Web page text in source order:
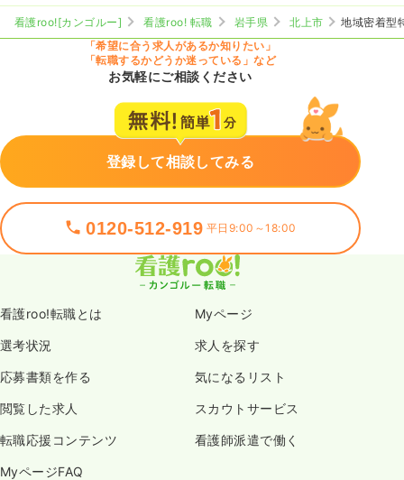
看護roo![カンゴルー] 看護roo! 転職 岩手県 北上市
地域密着型
「希望に合う求人があるか知りたい」
「転職するかどうか迷っている」など
お気軽にご相談ください
登録して相談してみる
0120-512-919 平日9:00～18:00
看護roo!転職とは Myページ
選考状況 求人を探す
応募書類を作る 気になるリスト
閲覧した求人 スカウトサービス
転職応援コンテンツ 看護師派遣で働く
MyページFAQ